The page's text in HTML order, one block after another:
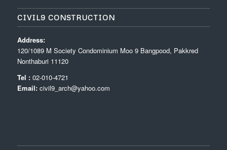
CIVIL9 CONSTRUCTION
Address:
120/1089 M Society Condominium Moo 9 Bangpood, Pakkred
Nonthaburi 11120
Tel :02-010-4721
Email: civil9_arch@yahoo.com